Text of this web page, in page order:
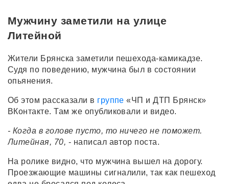
Мужчину заметили на улице
Литейной
Жители Брянска заметили пешехода-камикадзе.
Судя по поведению, мужчина был в состоянии
опьянения.
Об этом рассказали в группе «ЧП и ДТП Брянск»
ВКонтакте. Там же опубликовали и видео.
- Когда в голове пусто, то ничего не поможет.
Литейная, 70, - написал автор поста.
На ролике видно, что мужчина вышел на дорогу.
Проезжающие машины сигналили, так как пешеход